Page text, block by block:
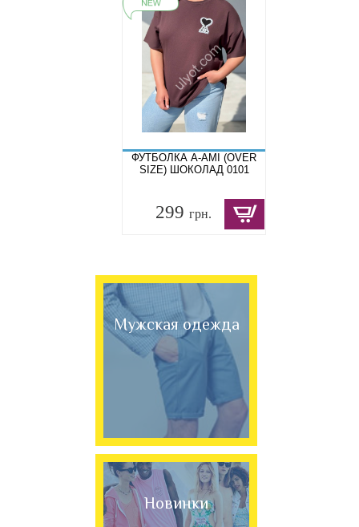
ФУТБОЛКА A-AMI (OVER
SIZE) ШОКОЛАД 0101
299 грн.
Мужская одежда
Новинки